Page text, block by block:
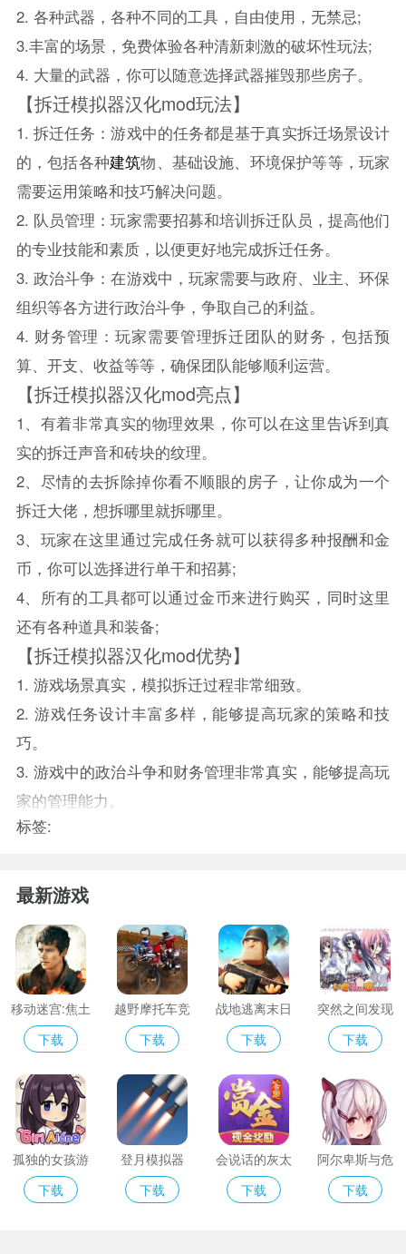
2. 各种武器，各种不同的工具，自由使用，无禁忌;
3.丰富的场景，免费体验各种清新刺激的破坏性玩法;
4. 大量的武器，你可以随意选择武器摧毁那些房子。
【拆迁模拟器汉化mod玩法】
1. 拆迁任务：游戏中的任务都是基于真实拆迁场景设计
的，包括各种建筑物、基础设施、环境保护等等，玩家
需要运用策略和技巧解决问题。
2. 队员管理：玩家需要招募和培训拆迁队员，提高他们
的专业技能和素质，以便更好地完成拆迁任务。
3. 政治斗争：在游戏中，玩家需要与政府、业主、环保
组织等各方进行政治斗争，争取自己的利益。
4. 财务管理：玩家需要管理拆迁团队的财务，包括预
算、开支、收益等等，确保团队能够顺利运营。
【拆迁模拟器汉化mod亮点】
1、有着非常真实的物理效果，你可以在这里告诉到真
实的拆迁声音和砖块的纹理。
2、尽情的去拆除掉你看不顺眼的房子，让你成为一个
拆迁大佬，想拆哪里就拆哪里。
3、玩家在这里通过完成任务就可以获得多种报酬和金
币，你可以选择进行单干和招募;
4、所有的工具都可以通过金币来进行购买，同时这里
还有各种道具和装备;
【拆迁模拟器汉化mod优势】
1. 游戏场景真实，模拟拆迁过程非常细致。
2. 游戏任务设计丰富多样，能够提高玩家的策略和技
巧。
3. 游戏中的政治斗争和财务管理非常真实，能够提高玩
家的管理能力。
标签:
最新游戏
移动迷宫:焦土
试炼最新版
下载
越野摩托车竞
赛
下载
战地逃离末日
岛
下载
突然之间发现
我已恋上你汉
化
下载
孤独的女孩游
戏
下载
登月模拟器
下载
会说话的灰太
狼
下载
阿尔卑斯与危
险森林游戏最
新版
下载